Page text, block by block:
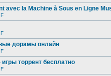
avec la Machine à Sous en Ligne
дорамы онлайн
торрент бесплатно